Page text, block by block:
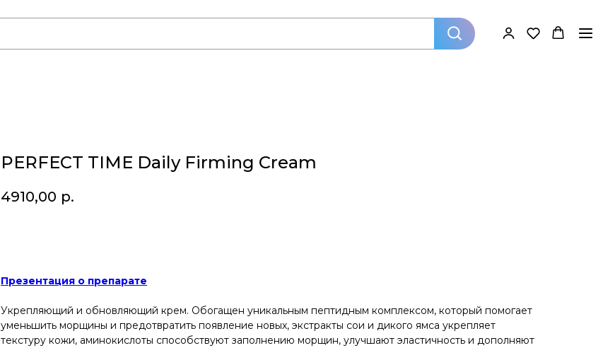
PERFECT TIME Daily Firming Cream
4910,00 р.
Презентация о препарате
Укрепляющий и обновляющий крем. Обогащен уникальным пептидным комплексом, который помогает
уменьшить морщины и предотвратить появление новых, экстракты сои и дикого ямса укрепляет
текстуру кожи, аминокислоты способствуют заполнению морщин, улучшают эластичность и дополняют